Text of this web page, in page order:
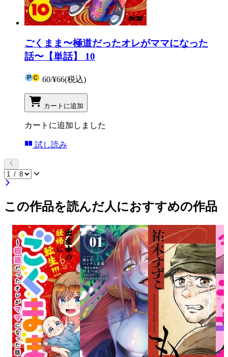
ごくまま〜極道だったオレがママになった
話〜【単話】 10
60/¥66(税込)
カートに追加
カートに追加しました
試し読み
この作品を読んだ人におすすめの作品